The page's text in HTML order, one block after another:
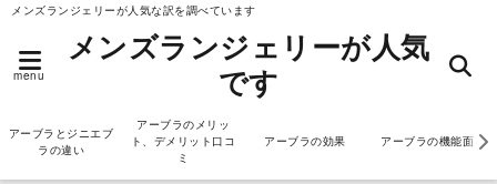
メンズランジェリーが人気な訳を調べています
menu
メンズランジェリーが人気
です
アーブラとジニエブ
ラの違い
アーブラのメリッ
ト、デメリット口コ
ミ
アーブラの効果 アーブラの機能面